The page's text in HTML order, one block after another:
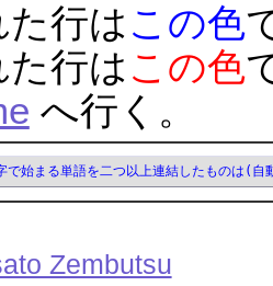
行は この色
行は この色
へ行く。
で始まる単語を二つ以上連結したものは
Zembutsu